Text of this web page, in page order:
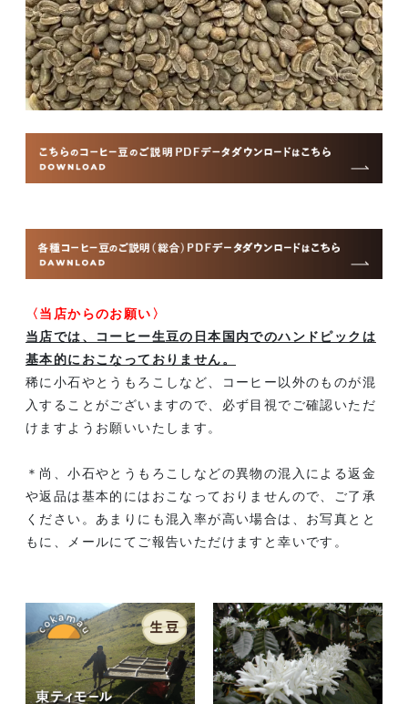
〈当店からのお願い〉
当店では、コーヒー生豆の日本国内でのハンドピックは
基本的におこなっておりません。
稀に小石やとうもろこしなど、コーヒー以外のものが混
入することがございますので、必ず目視でご確認いただ
けますようお願いいたします。
＊尚、小石やとうもろこしなどの異物の混入による返金
や返品は基本的にはおこなっておりませんので、ご了承
ください。あまりにも混入率が高い場合は、お写真とと
もに、メールにてご報告いただけますと幸いです。